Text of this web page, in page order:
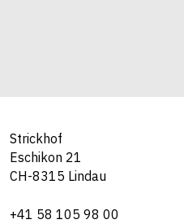
Strickhof
Eschikon 21
CH-8315 Lindau
+41 58 105 98 00